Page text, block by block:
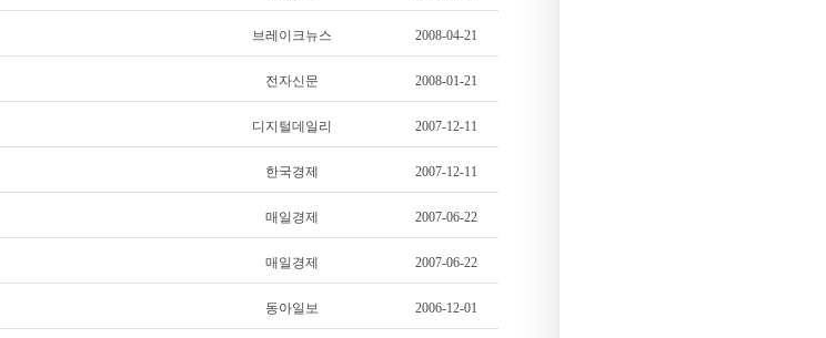
브레이크뉴스 2008-04-21
전자신문 2008-01-21
디지털데일리 2007-12-11
한국경제 2007-12-11
매일경제 2007-06-22
매일경제 2007-06-22
동아일보 2006-12-01